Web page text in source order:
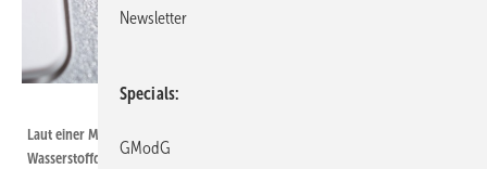
Laut einer Metastudie zur potenziellen Nachfrage nach Wasserstoff sowie
Wasserstoffderivaten unterschätzt die Politik die Bedarfe in Industrie,
Newsletter
Specials
GModG